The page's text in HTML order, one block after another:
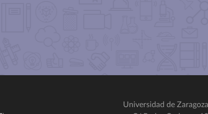
Universidad de Zaragoza